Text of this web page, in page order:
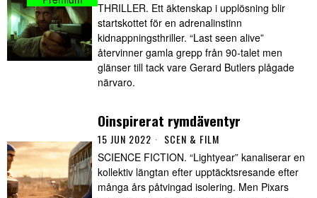
THRILLER. Ett äktenskap i upplösning blir
startskottet för en adrenalinstinn
kidnappningsthriller. “Last seen alive”
återvinner gamla grepp från 90-talet men
glänser till tack vare Gerard Butlers plågade
närvaro.
Oinspirerat rymdäventyr
15 JUN 2022 SCEN & FILM
SCIENCE FICTION. “Lightyear” kanaliserar en
kollektiv längtan efter upptäcktsresande efter
många års påtvingad isolering. Men Pixars